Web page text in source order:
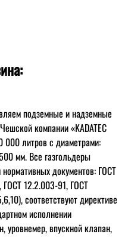
подземные и надземные
компании «KADATEC
литров с диаметрами:
мм. Все газгольдеры
нормативных документов: ГОСТ
12.2.003-91, ГОСТ
соответствуют директиве
исполнении
уровнемер, впускной клапан,